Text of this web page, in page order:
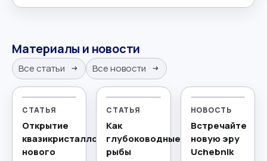
Материалы и новости
Все статьи Все новости
СТАТЬЯ
Открытие
квазикристаллов
нового
СТАТЬЯ
Как
глубоководные
рыбы
НОВОСТЬ
Встречайте
новую эру
Uchebnik